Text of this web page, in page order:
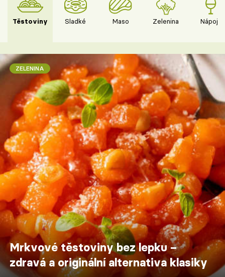
Těstoviny Sladké Maso Zelenina Nápoje
ZELENINA
Mrkvové těstoviny bez lepku –
zdravá a originální alternativa klasiky